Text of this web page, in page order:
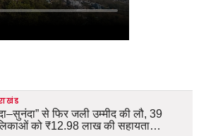
से फिर जली उम्मीद की लौ, 39
को ₹12.98 लाख की सहायता…